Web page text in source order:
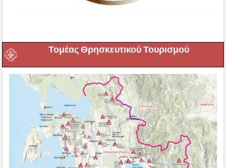
Τομέας Θρησκευτικού Τουρισμού